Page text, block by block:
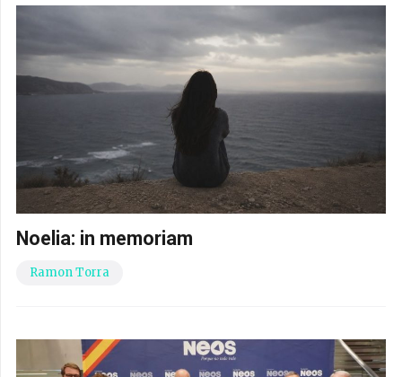
Noelia: in memoriam
Ramon Torra